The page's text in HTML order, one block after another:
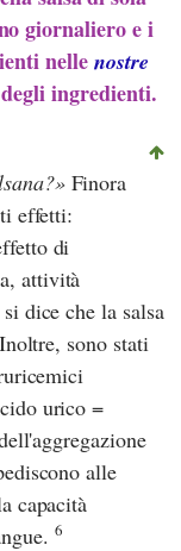
giornaliero e i
nelle nostre
ingredienti.
Finora
effetti:
di
attività
dice che la salsa
Inoltre, sono stati
urico =
alle
capacità
6